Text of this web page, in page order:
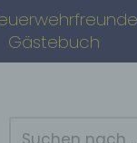
Gästebuch